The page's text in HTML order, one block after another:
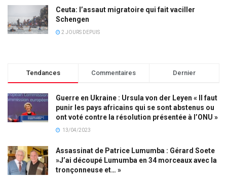
Ceuta: l’assaut migratoire qui fait vaciller
Schengen
2 JOURS DEPUIS
Tendances Commentaires Dernier
Guerre en Ukraine : Ursula von der Leyen « Il faut
punir les pays africains qui se sont abstenus ou
ont voté contre la résolution présentée à l’ONU »
13/04/2023
Assassinat de Patrice Lumumba : Gérard Soete
»J’ai découpé Lumumba en 34 morceaux avec la
tronçonneuse et… »